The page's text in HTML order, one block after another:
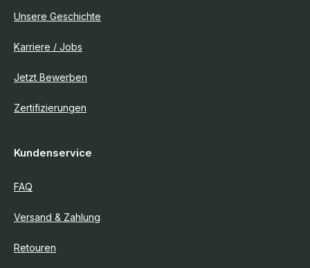
Unsere Geschichte
Karriere / Jobs
Jetzt Bewerben
Zertifizierungen
Kundenservice
FAQ
Versand & Zahlung
Retouren